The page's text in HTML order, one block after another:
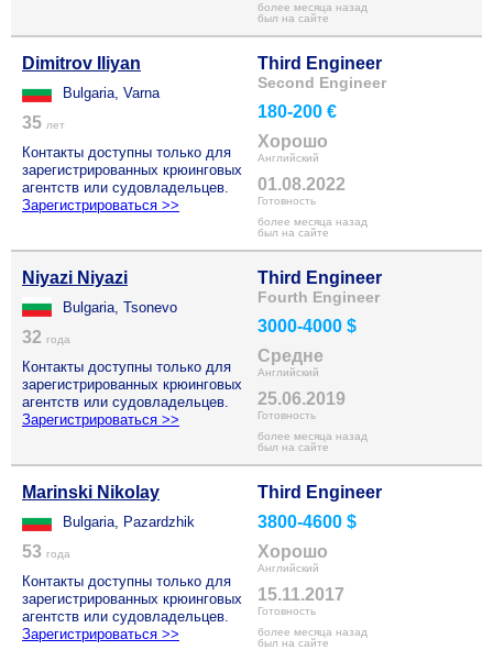
более месяца назад
был на сайте
Dimitrov Iliyan
Bulgaria, Varna
35 лет
Контакты доступны только для
зарегистрированных крюинговых
агентств или судовладельцев.
Зарегистрироваться >>
Third Engineer
Second Engineer
180-200 €
Хорошо
Английский
01.08.2022
Готовность
более месяца назад
был на сайте
Niyazi Niyazi
Bulgaria, Tsonevo
32 года
Контакты доступны только для
зарегистрированных крюинговых
агентств или судовладельцев.
Зарегистрироваться >>
Third Engineer
Fourth Engineer
3000-4000 $
Средне
Английский
25.06.2019
Готовность
более месяца назад
был на сайте
Marinski Nikolay
Bulgaria, Pazardzhik
53 года
Контакты доступны только для
зарегистрированных крюинговых
агентств или судовладельцев.
Зарегистрироваться >>
Third Engineer
3800-4600 $
Хорошо
Английский
15.11.2017
Готовность
более месяца назад
был на сайте